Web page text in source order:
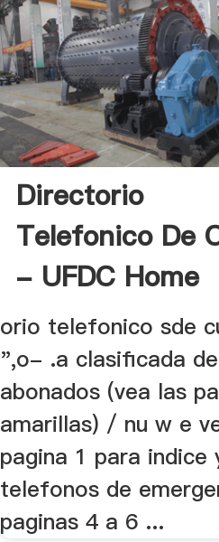
Directorio
Telefonico De
- UFDC Home
orio telefonico sde
",o- .a clasificada de
abonados (vea las
amarillas) / nu w e
pagina 1 para indice
telefonos de
paginas 4 a 6 ...